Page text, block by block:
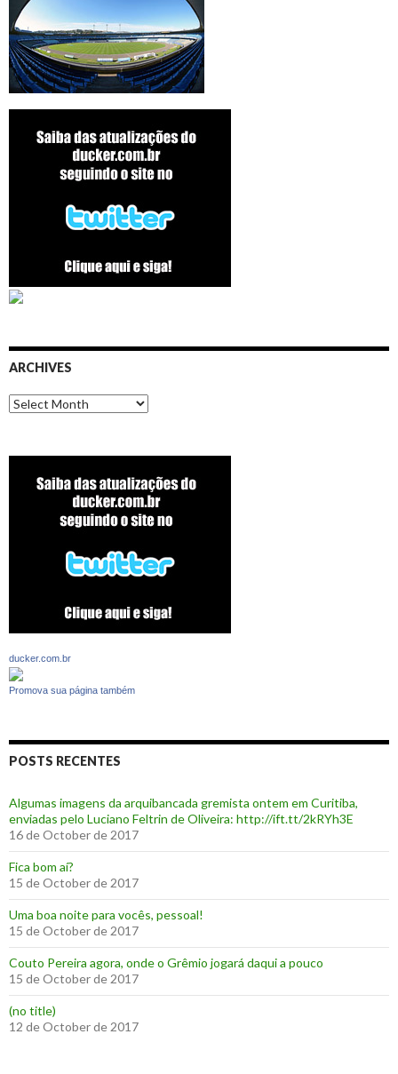
ARCHIVES
Archives
ducker.com.br
Promova sua página também
POSTS RECENTES
Algumas imagens da arquibancada gremista ontem em Curitiba,
enviadas pelo Luciano Feltrin de Oliveira: http://ift.tt/2kRYh3E
16 de October de 2017
‪Fica bom aí?‬
15 de October de 2017
Uma boa noite para vocês, pessoal!
15 de October de 2017
‪Couto Pereira agora, onde o Grêmio jogará daqui a pouco ‬
15 de October de 2017
(no title)
12 de October de 2017